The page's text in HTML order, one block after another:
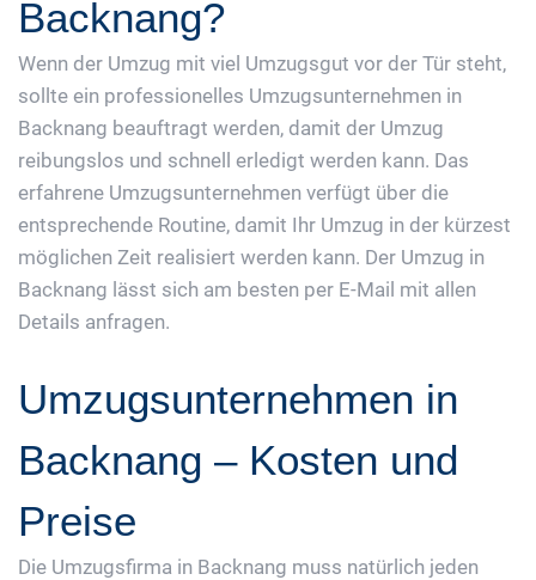
Backnang?
Wenn der Umzug mit viel Umzugsgut vor der Tür steht,
sollte ein professionelles Umzugsunternehmen in
Backnang beauftragt werden, damit der Umzug
reibungslos und schnell erledigt werden kann. Das
erfahrene Umzugsunternehmen verfügt über die
entsprechende Routine, damit Ihr Umzug in der kürzest
möglichen Zeit realisiert werden kann. Der Umzug in
Backnang lässt sich am besten per E-Mail mit allen
Details anfragen.
Umzugsunternehmen in
Backnang – Kosten und
Preise
Die Umzugsfirma in Backnang muss natürlich jeden